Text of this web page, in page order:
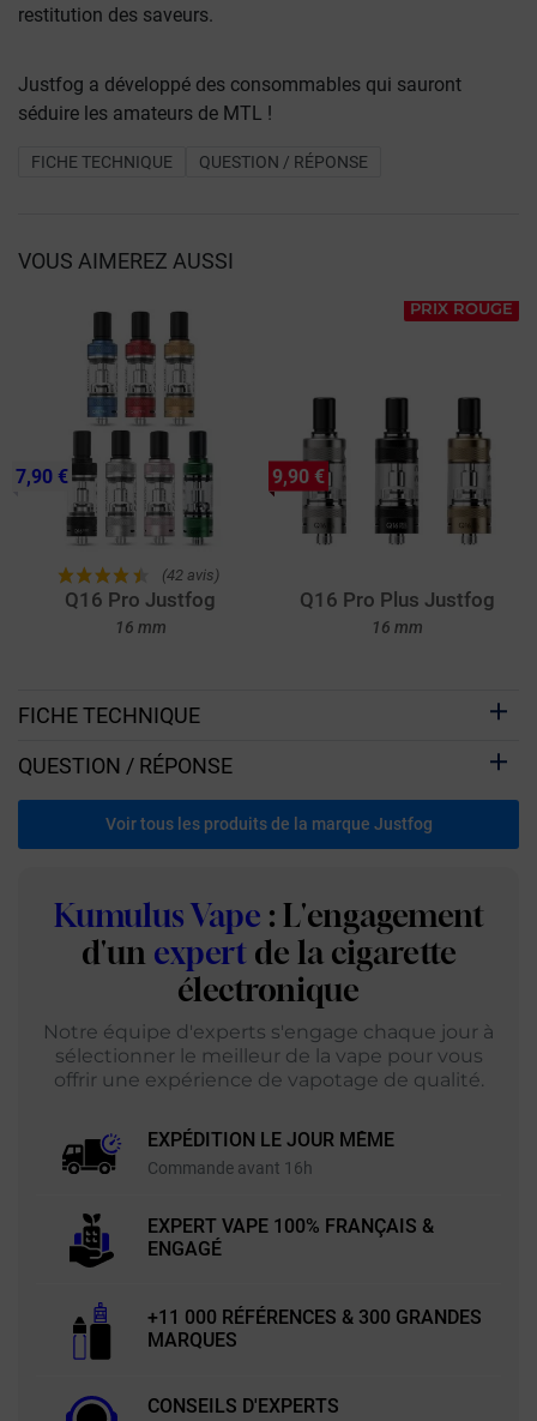
restitution des saveurs.
Justfog a développé des consommables qui sauront
séduire les amateurs de MTL !
FICHE TECHNIQUE QUESTION / RÉPONSE
VOUS AIMEREZ AUSSI
(42 avis)
Q16 Pro Justfog
16 mm
7,90 €
PRIX ROUGE
Q16 Pro Plus Justfog
16 mm
9,90 €
FICHE TECHNIQUE
QUESTION / RÉPONSE
Voir tous les produits de la marque Justfog
Kumulus Vape : L'engagement
d'un expert de la cigarette
électronique
Notre équipe d'experts s'engage chaque jour à
sélectionner le meilleur de la vape pour vous
offrir une expérience de vapotage de qualité.
EXPÉDITION LE JOUR MÊME
Commande avant 16h
EXPERT VAPE 100% FRANÇAIS &
ENGAGÉ
+11 000 RÉFÉRENCES & 300 GRANDES
MARQUES
CONSEILS D'EXPERTS